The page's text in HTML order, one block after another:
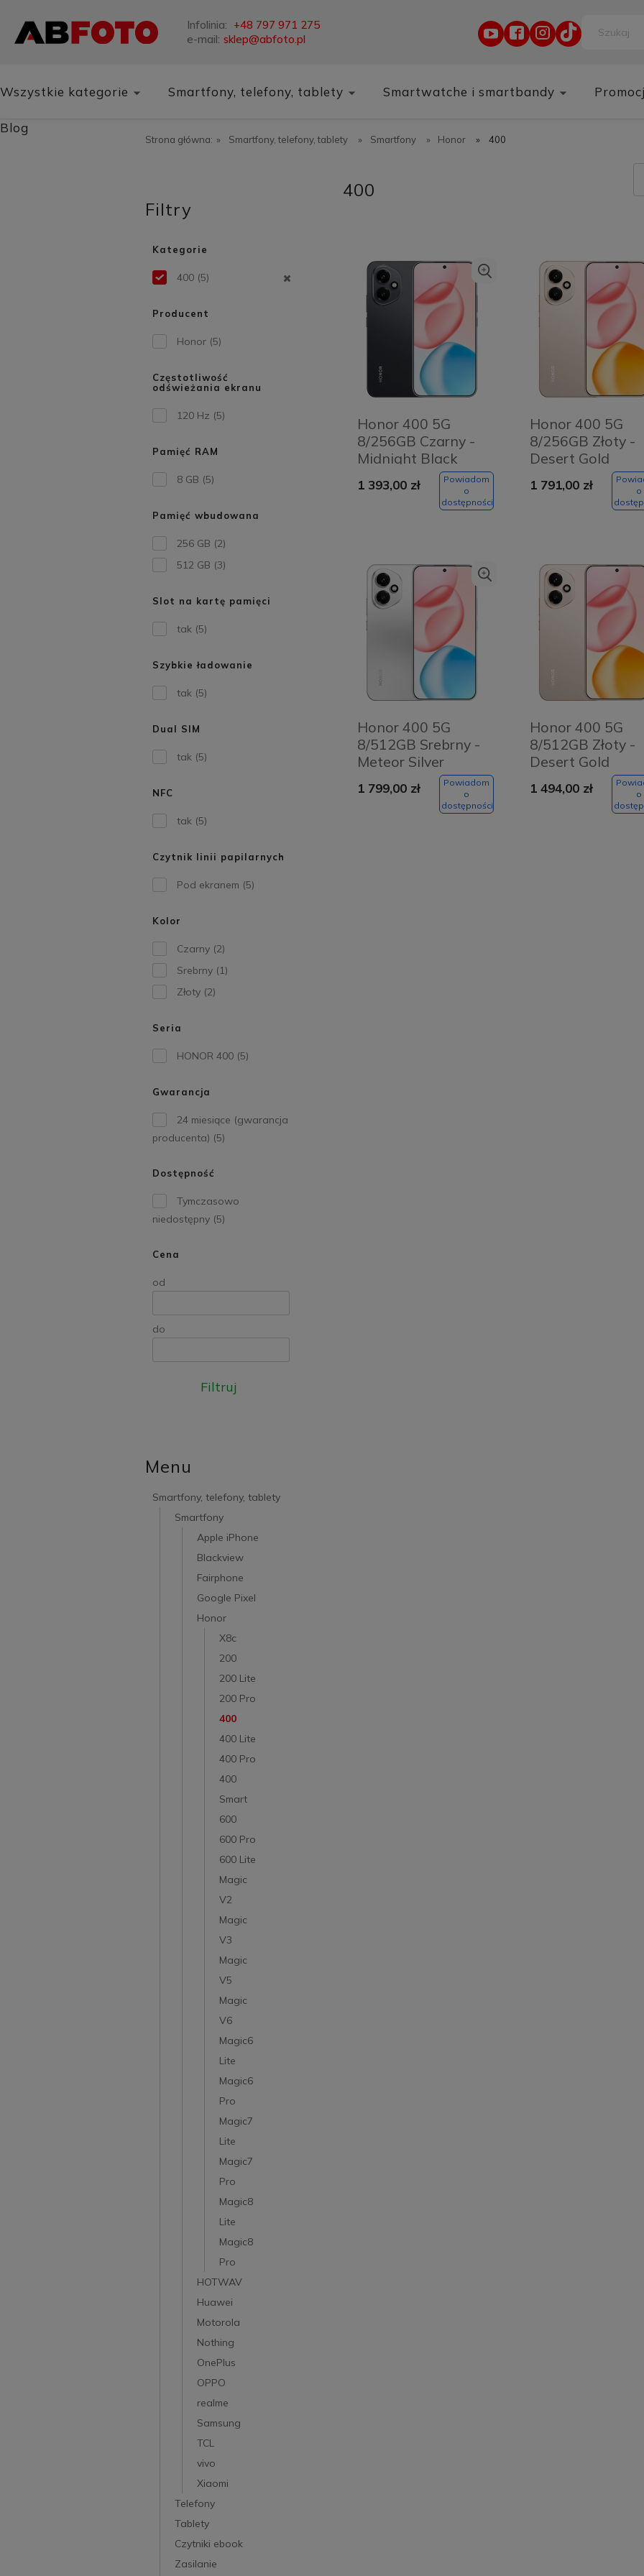
Infolinia: +48 797 971 275
e-mail: sklep@abfoto.pl
Wszystkie kategorie Smartfony, telefony, tablety Smartwatche i smartbandy
Blog
Strona główna: » Smartfony, telefony, tablety » Smartfony » Honor » 400
Filtry
Kategorie
400 (5)
Producent
Honor (5)
Częstotliwość
odświeżania ekranu
120 Hz (5)
Pamięć RAM
8 GB (5)
Pamięć wbudowana
256 GB (2)
512 GB (3)
Slot na kartę pamięci
tak (5)
Szybkie ładowanie
tak (5)
Dual SIM
tak (5)
NFC
tak (5)
Czytnik linii papilarnych
Pod ekranem (5)
Kolor
Czarny (2)
Srebrny (1)
Złoty (2)
Seria
HONOR 400 (5)
Gwarancja
24 miesiące (gwarancja
producenta) (5)
Dostępność
Tymczasowo
niedostępny (5)
Cena
od
do
Filtruj
Menu
Smartfony, telefony, tablety
Smartfony
Apple iPhone
Blackview
Fairphone
Google Pixel
Honor
X8c
200
200 Lite
200 Pro
400
400 Lite
400 Pro
400
Smart
600
600 Pro
600 Lite
Magic
V2
Magic
V3
Magic
V5
Magic
V6
Magic6
Lite
Magic6
Pro
Magic7
Lite
Magic7
Pro
Magic8
Lite
Magic8
Pro
HOTWAV
Huawei
Motorola
Nothing
OnePlus
OPPO
realme
Samsung
TCL
vivo
Xiaomi
Telefony
Tablety
Czytniki ebook
Zasilanie
400
Honor 400 5G
8/256GB Czarny -
Midnight Black
1 393,00 zł
Powiadom
o
dostępności
Honor 400 5G
8/256GB Złoty -
Desert Gold
1 791,00 zł
o
Honor 400 5G
8/512GB Srebrny -
Meteor Silver
1 799,00 zł
Powiadom
o
dostępności
Honor 400 5G
8/512GB Złoty -
Desert Gold
1 494,00 zł
o